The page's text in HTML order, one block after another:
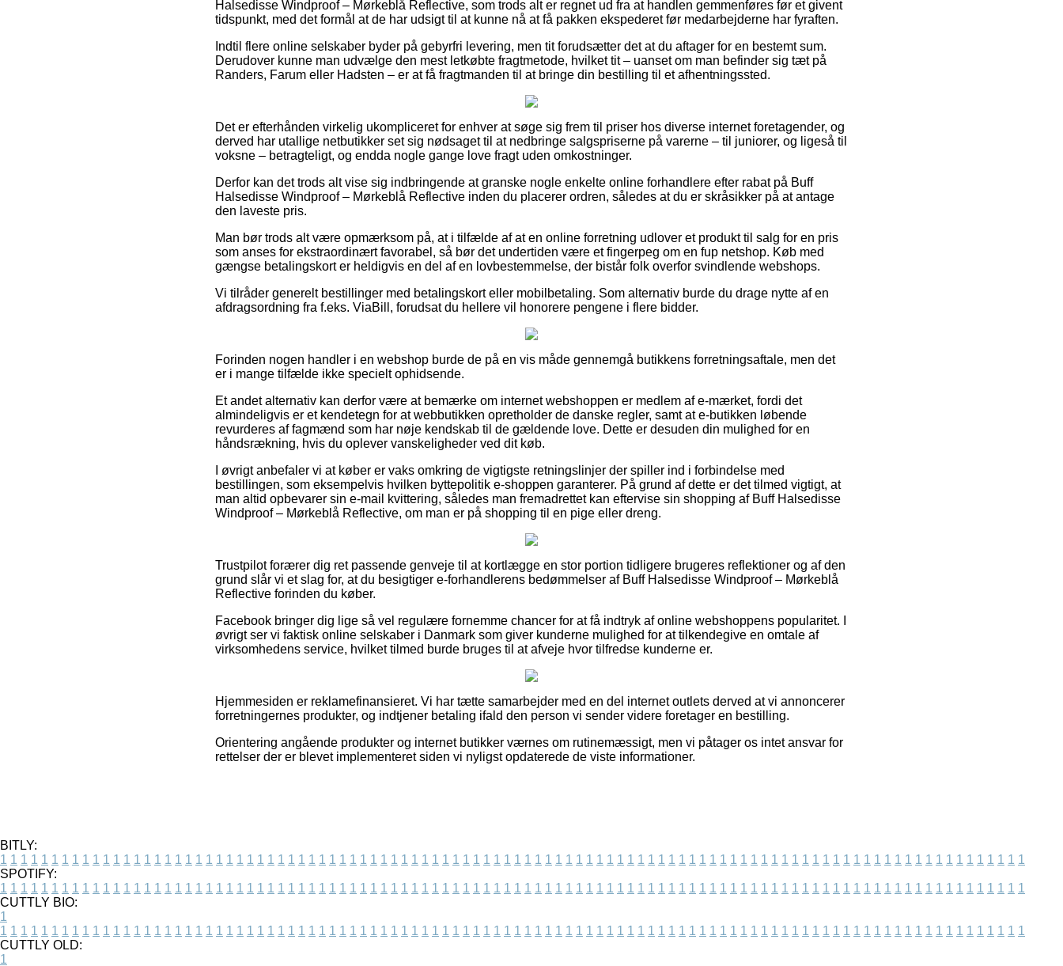
Halsedisse Windproof – Mørkeblå Reflective, som trods alt er regnet ud fra at handlen gemmenføres før et givent
tidspunkt, med det formål at de har udsigt til at kunne nå at få pakken ekspederet før medarbejderne har fyraften.
Indtil flere online selskaber byder på gebyrfri levering, men tit forudsætter det at du aftager for en bestemt sum.
Derudover kunne man udvælge den mest letkøbte fragtmetode, hvilket tit – uanset om man befinder sig tæt på
Randers, Farum eller Hadsten – er at få fragtmanden til at bringe din bestilling til et afhentningssted.
Det er efterhånden virkelig ukompliceret for enhver at søge sig frem til priser hos diverse internet foretagender, og
derved har utallige netbutikker set sig nødsaget til at nedbringe salgspriserne på varerne – til juniorer, og ligeså til
voksne – betragteligt, og endda nogle gange love fragt uden omkostninger.
Derfor kan det trods alt vise sig indbringende at granske nogle enkelte online forhandlere efter rabat på Buff
Halsedisse Windproof – Mørkeblå Reflective inden du placerer ordren, således at du er skråsikker på at antage
den laveste pris.
Man bør trods alt være opmærksom på, at i tilfælde af at en online forretning udlover et produkt til salg for en pris
som anses for ekstraordinært favorabel, så bør det undertiden være et fingerpeg om en fup netshop. Køb med
gængse betalingskort er heldigvis en del af en lovbestemmelse, der bistår folk overfor svindlende webshops.
Vi tilråder generelt bestillinger med betalingskort eller mobilbetaling. Som alternativ burde du drage nytte af en
afdragsordning fra f.eks. ViaBill, forudsat du hellere vil honorere pengene i flere bidder.
Forinden nogen handler i en webshop burde de på en vis måde gennemgå butikkens forretningsaftale, men det
er i mange tilfælde ikke specielt ophidsende.
Et andet alternativ kan derfor være at bemærke om internet webshoppen er medlem af e-mærket, fordi det
almindeligvis er et kendetegn for at webbutikken opretholder de danske regler, samt at e-butikken løbende
revurderes af fagmænd som har nøje kendskab til de gældende love. Dette er desuden din mulighed for en
håndsrækning, hvis du oplever vanskeligheder ved dit køb.
I øvrigt anbefaler vi at køber er vaks omkring de vigtigste retningslinjer der spiller ind i forbindelse med
bestillingen, som eksempelvis hvilken byttepolitik e-shoppen garanterer. På grund af dette er det tilmed vigtigt, at
man altid opbevarer sin e-mail kvittering, således man fremadrettet kan eftervise sin shopping af Buff Halsedisse
Windproof – Mørkeblå Reflective, om man er på shopping til en pige eller dreng.
Trustpilot forærer dig ret passende genveje til at kortlægge en stor portion tidligere brugeres reflektioner og af den
grund slår vi et slag for, at du besigtiger e-forhandlerens bedømmelser af Buff Halsedisse Windproof – Mørkeblå
Reflective forinden du køber.
Facebook bringer dig lige så vel regulære fornemme chancer for at få indtryk af online webshoppens popularitet. I
øvrigt ser vi faktisk online selskaber i Danmark som giver kunderne mulighed for at tilkendegive en omtale af
virksomhedens service, hvilket tilmed burde bruges til at afveje hvor tilfredse kunderne er.
Hjemmesiden er reklamefinansieret. Vi har tætte samarbejder med en del internet outlets derved at vi annoncerer
forretningernes produkter, og indtjener betaling ifald den person vi sender videre foretager en bestilling.
Orientering angående produkter og internet butikker værnes om rutinemæssigt, men vi påtager os intet ansvar for
rettelser der er blevet implementeret siden vi nyligst opdaterede de viste informationer.
BITLY:
1 1 1 1 1 1 1 1 1 1 1 1 1 1 1 1 1 1 1 1 1 1 1 1 1 1 1 1 1 1 1 1 1 1 1 1 1 1 1 1 1 1 1 1 1 1 1 1 1 1 1 1 1 1 1 1 1 1 1 1 1 1 1 1 1 1 1 1 1 1 1 1 1 1 1 1 1 1 1 1 1 1 1 1 1 1 1 1 1 1 1 1 1 1 1 1 1 1 1 1
SPOTIFY:
1 1 1 1 1 1 1 1 1 1 1 1 1 1 1 1 1 1 1 1 1 1 1 1 1 1 1 1 1 1 1 1 1 1 1 1 1 1 1 1 1 1 1 1 1 1 1 1 1 1 1 1 1 1 1 1 1 1 1 1 1 1 1 1 1 1 1 1 1 1 1 1 1 1 1 1 1 1 1 1 1 1 1 1 1 1 1 1 1 1 1 1 1 1 1 1 1 1 1 1
CUTTLY BIO:
1
1 1 1 1 1 1 1 1 1 1 1 1 1 1 1 1 1 1 1 1 1 1 1 1 1 1 1 1 1 1 1 1 1 1 1 1 1 1 1 1 1 1 1 1 1 1 1 1 1 1 1 1 1 1 1 1 1 1 1 1 1 1 1 1 1 1 1 1 1 1 1 1 1 1 1 1 1 1 1 1 1 1 1 1 1 1 1 1 1 1 1 1 1 1 1 1 1 1 1 1
CUTTLY OLD:
1